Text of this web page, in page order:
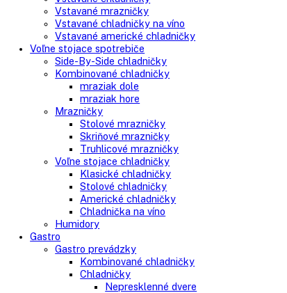
Vstavané spotrebiče
Vstavané kombinované chladničky
Vstavané chladničky
Vstavané mrazničky
Vstavané chladničky na víno
Vstavané americké chladničky
Voľne stojace spotrebiče
Side-By-Side chladničky
Kombinované chladničky
mraziak dole
mraziak hore
Mrazničky
Stolové mrazničky
Skriňové mrazničky
Truhlicové mrazničky
Voľne stojace chladničky
Klasické chladničky
Stolové chladničky
Americké chladničky
Chladnička na víno
Humidory